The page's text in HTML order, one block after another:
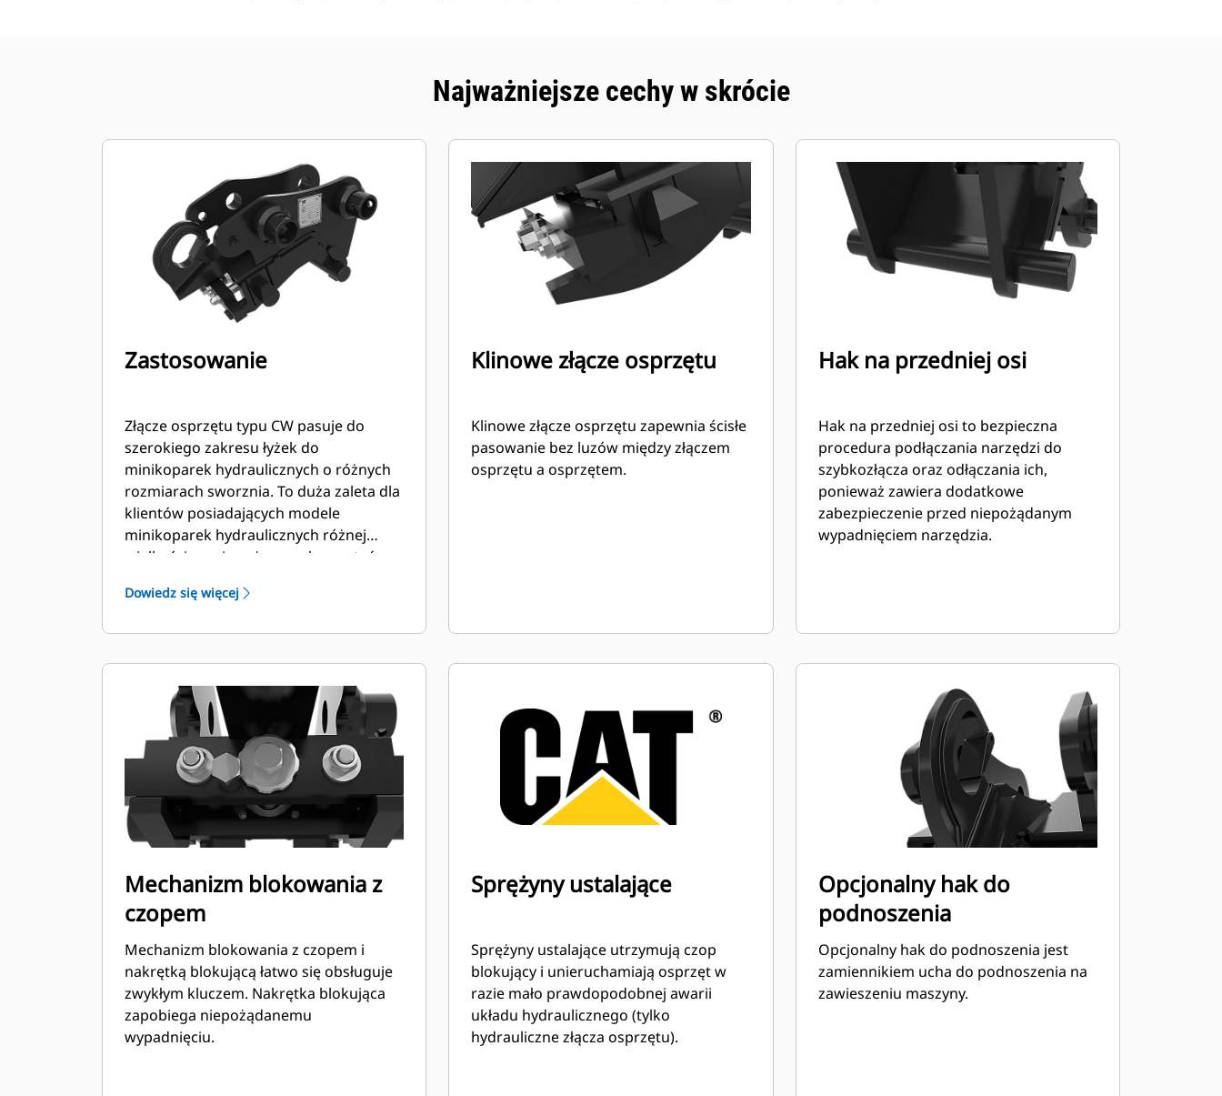
Najważniejsze cechy w skrócie
Zastosowanie
Złącze osprzętu typu CW pasuje do
szerokiego zakresu łyżek do
minikoparek hydraulicznych o różnych
rozmiarach sworznia. To duża zaleta dla
klientów posiadających modele
minikoparek hydraulicznych różnej
wielkości, ponieważ mogą korzystać z
Dowiedz się więcej
Klinowe złącze osprzętu
Klinowe złącze osprzętu zapewnia ścisłe
pasowanie bez luzów między złączem
osprzętu a osprzętem.
Hak na przedniej osi
Hak na przedniej osi to bezpieczna
procedura podłączania narzędzi do
szybkozłącza oraz odłączania ich,
ponieważ zawiera dodatkowe
zabezpieczenie przed niepożądanym
wypadnięciem narzędzia.
Mechanizm blokowania z
czopem
Mechanizm blokowania z czopem i
nakrętką blokującą łatwo się obsługuje
zwykłym kluczem. Nakrętka blokująca
zapobiega niepożądanemu
wypadnięciu.
Sprężyny ustalające
Sprężyny ustalające utrzymują czop
blokujący i unieruchamiają osprzęt w
razie mało prawdopodobnej awarii
układu hydraulicznego (tylko
hydrauliczne złącza osprzętu).
Opcjonalny hak do
podnoszenia
Opcjonalny hak do podnoszenia jest
zamiennikiem ucha do podnoszenia na
zawieszeniu maszyny.